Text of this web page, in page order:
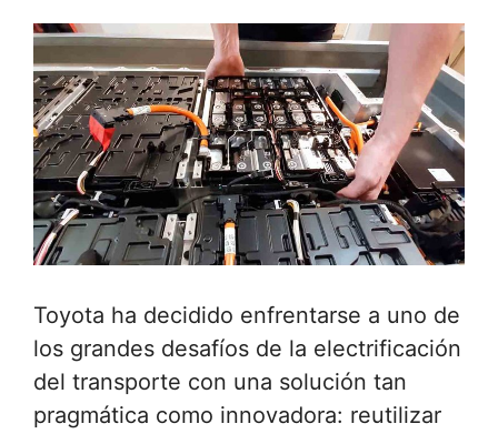
Toyota ha decidido enfrentarse a uno de
los grandes desafíos de la electrificación
del transporte con una solución tan
pragmática como innovadora: reutilizar